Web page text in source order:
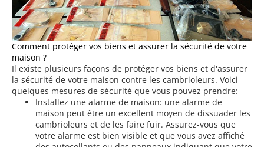
Comment protéger vos biens et assurer la sécurité de votre
maison ?
Il existe plusieurs façons de protéger vos biens et d'assurer
la sécurité de votre maison contre les cambrioleurs. Voici
quelques mesures de sécurité que vous pouvez prendre:
Installez une alarme de maison: une alarme de
maison peut être un excellent moyen de dissuader les
cambrioleurs et de les faire fuir. Assurez-vous que
votre alarme est bien visible et que vous avez affiché